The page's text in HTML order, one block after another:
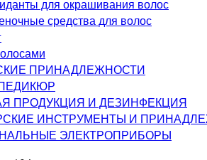
для окрашивания волос
средства для волос
ПРИНАДЛЕЖНОСТИ
ПРОДУКЦИЯ И ДЕЗИНФЕКЦИЯ
ИНСТРУМЕНТЫ И
ЭЛЕКТРОПРИБОРЫ